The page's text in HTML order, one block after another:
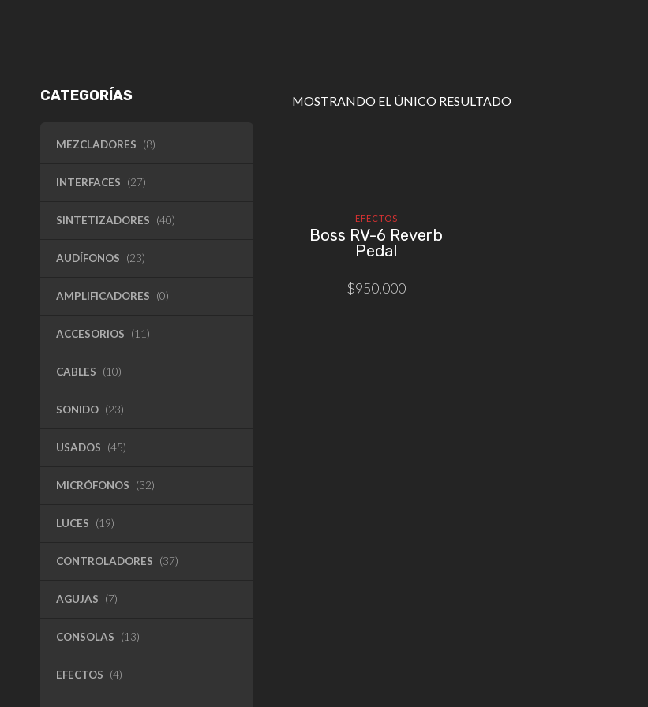
CATEGORÍAS
MEZCLADORES (8)
INTERFACES (27)
SINTETIZADORES (40)
AUDÍFONOS (23)
AMPLIFICADORES (0)
ACCESORIOS (11)
CABLES (10)
SONIDO (23)
USADOS (45)
MICRÓFONOS (32)
LUCES (19)
CONTROLADORES (37)
AGUJAS (7)
CONSOLAS (13)
EFECTOS (4)
MOSTRANDO EL ÚNICO RESULTADO
EFECTOS
Boss RV-6 Reverb
Pedal
$950,000